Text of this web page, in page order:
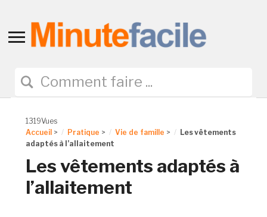
Toggle
navigation
1319Vues
Accueil > Pratique > Vie de famille >
Les vêtements
adaptés à l’allaitement
Les vêtements adaptés à
l’allaitement